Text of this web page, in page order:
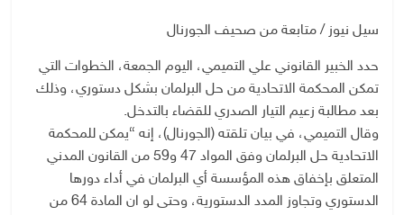
سيل نيوز / متابعة من صحيف الجورنال
حدد الخبير القانوني علي التميمي، اليوم الجمعة، الخطوات التي
تمكن المحكمة الاتحادية من حل البرلمان بشكل دستوري، وذلك
بعد مطالبة زعيم التيار الصدري للقضاء بالتدخل.
وقال التميمي، في بيان تلقته (الجورنال)، إنه “يمكن للمحكمة
الاتحادية حل البرلمان وفق المواد 47 و59 من القانون المدني
المتعلق بإخفاق هذه المؤسسة أي البرلمان في أداء دورها
الدستوري وتجاوز المدد الدستورية، وحتى لو ان المادة 64 من